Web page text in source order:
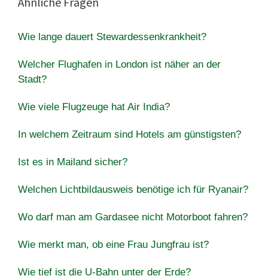
Wie lange dauert Stewardessenkrankheit?
Welcher Flughafen in London ist näher an der
Stadt?
Wie viele Flugzeuge hat Air India?
In welchem Zeitraum sind Hotels am günstigsten?
Ist es in Mailand sicher?
Welchen Lichtbildausweis benötige ich für Ryanair?
Wo darf man am Gardasee nicht Motorboot fahren?
Wie merkt man, ob eine Frau Jungfrau ist?
Wie tief ist die U-Bahn unter der Erde?